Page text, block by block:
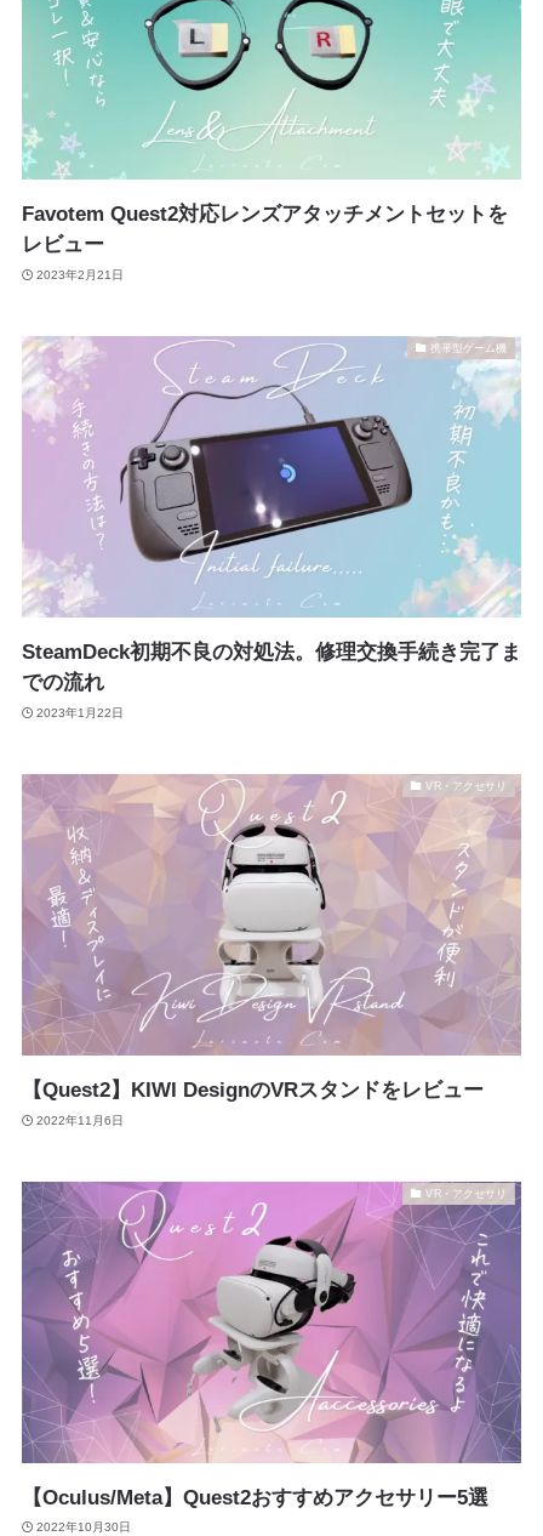
Favotem Quest2対応レンズアタッチメントセットを
レビュー
2023年2月21日
携帯型ゲーム機
SteamDeck初期不良の対処法。修理交換手続き完了ま
での流れ
2023年1月22日
VR・アクセサリ
【Quest2】KIWI DesignのVRスタンドをレビュー
2022年11月6日
VR・アクセサリ
【Oculus/Meta】Quest2おすすめアクセサリー5選
2022年10月30日